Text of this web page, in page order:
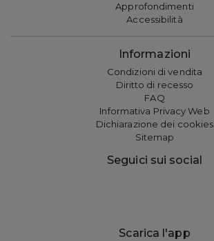
Approfondimenti
Accessibilità
Informazioni
Condizioni di vendita
Diritto di recesso
FAQ
Informativa Privacy Web
Dichiarazione dei cookies
Sitemap
Seguici sui social
Scarica l'app